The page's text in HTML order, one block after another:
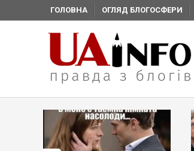
ГОЛОВНА ОГЛЯД БЛОГОСФЕРИ